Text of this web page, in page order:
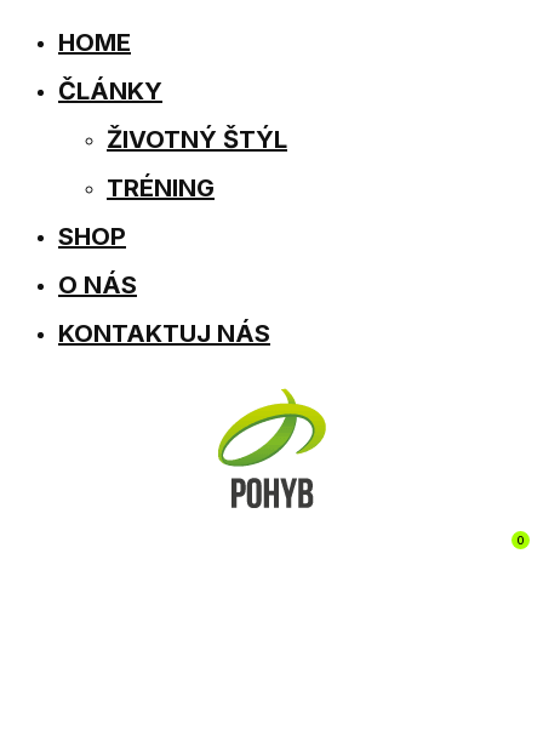
HOME
ČLÁNKY
ŽIVOTNÝ ŠTÝL
TRÉNING
SHOP
O NÁS
KONTAKTUJ NÁS
0